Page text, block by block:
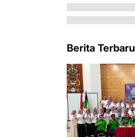
Berita Terbaru